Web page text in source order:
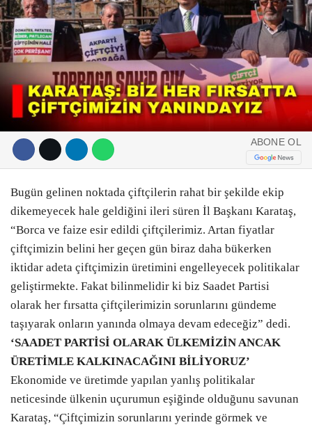
Instagram
Youtube
RESMI İLANLAR
E-GAZETE
CANLI YAYIN
ABONE OL
Bugün gelinen noktada çiftçilerin rahat bir şekilde ekip
dikemeyecek hale geldiğini ileri süren İl Başkanı Karataş,
“Borca ve faize esir edildi çiftçilerimiz. Artan fiyatlar
çiftçimizin belini her geçen gün biraz daha bükerken
iktidar adeta çiftçimizin üretimini engelleyecek politikalar
geliştirmekte. Fakat bilinmelidir ki biz Saadet Partisi
olarak her fırsatta çiftçilerimizin sorunlarını gündeme
taşıyarak onların yanında olmaya devam edeceğiz” dedi.
‘SAADET PARTİSİ OLARAK ÜLKEMİZİN ANCAK
ÜRETİMLE KALKINACAĞINI BİLİYORUZ’
Ekonomide ve üretimde yapılan yanlış politikalar
neticesinde ülkenin uçurumun eşiğinde olduğunu savunan
Karataş, “Çiftçimizin sorunlarını yerinde görmek ve